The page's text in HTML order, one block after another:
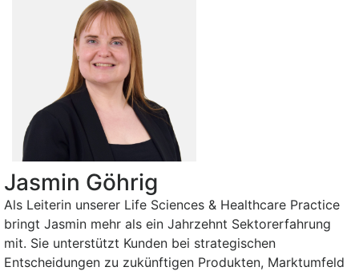
Jasmin Göhrig
Als Leiterin unserer Life Sciences & Healthcare Practice
bringt Jasmin mehr als ein Jahrzehnt Sektorerfahrung
mit. Sie unterstützt Kunden bei strategischen
Entscheidungen zu zukünftigen Produkten, Marktumfeld